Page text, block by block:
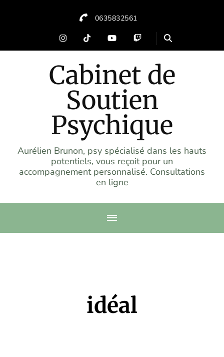
0635832561
Cabinet de
Soutien
Psychique
Aurélien Brunon, psy spécialisé dans les hauts
potentiels, vous reçoit pour un
accompagnement personnalisé. Consultations
en ligne
idéal